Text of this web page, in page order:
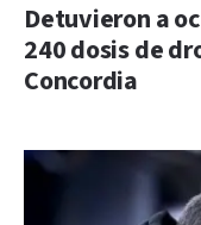
Detuvieron a
240 dosis de
Concordia